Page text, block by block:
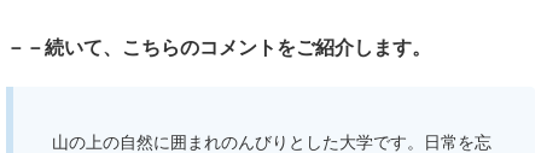
－－続いて、こちらのコメントをご紹介します。
山の上の自然に囲まれのんびりとした大学です。日常を忘